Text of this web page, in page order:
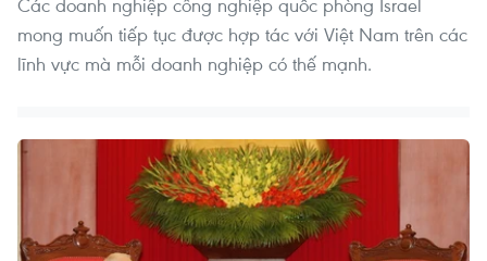
Các doanh nghiệp công nghiệp quốc phòng Israel
mong muốn tiếp tục được hợp tác với Việt Nam trên các
lĩnh vực mà mỗi doanh nghiệp có thế mạnh.